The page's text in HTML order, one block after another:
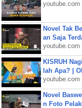
youtube.com
Novel Tak
an Saja
youtube.com
KISRUH
lah Apa? |
youtube.com
Novel
n Foto